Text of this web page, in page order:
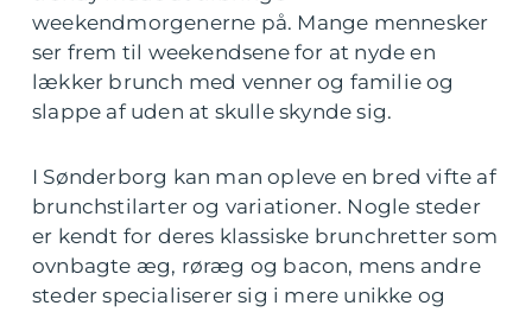
weekendmorgenerne på. Mange mennesker
ser frem til weekendsene for at nyde en
lækker brunch med venner og familie og
slappe af uden at skulle skynde sig.
I Sønderborg kan man opleve en bred vifte af
brunchstilarter og variationer. Nogle steder
er kendt for deres klassiske brunchretter som
ovnbagte æg, røræg og bacon, mens andre
steder specialiserer sig i mere unikke og